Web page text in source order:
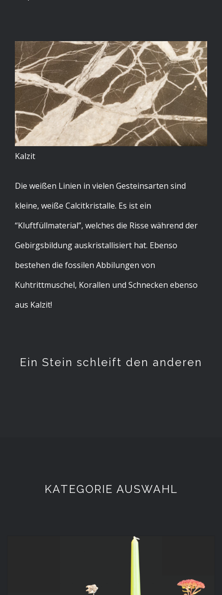
Kalzit
Die weißen Linien in vielen Gesteinsarten sind
kleine, weiße Calcitkristalle. Es ist ein
“Kluftfüllmaterial”, welches die Risse während der
Gebirgsbildung auskristallisiert hat. Ebenso
bestehen die fossilen Abbilungen von
Kuhtrittmuschel, Korallen und Schnecken ebenso
aus Kalzit!
Ein Stein schleift den anderen
KATEGORIE AUSWAHL